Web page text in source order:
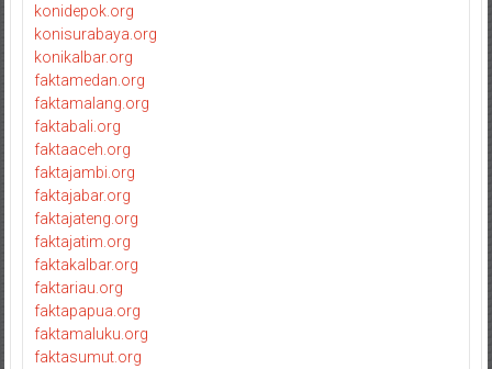
konidepok.org
konisurabaya.org
konikalbar.org
faktamedan.org
faktamalang.org
faktabali.org
faktaaceh.org
faktajambi.org
faktajabar.org
faktajateng.org
faktajatim.org
faktakalbar.org
faktariau.org
faktapapua.org
faktamaluku.org
faktasumut.org